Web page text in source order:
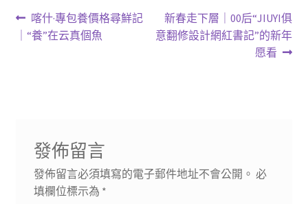
文
章
上
一
喀什·專包養價格尋鮮記
｜“養”在云真個魚
下
一
新春走下層｜00后“JIUYI俱
意翻修設計網紅書記”的新年
愿看
發佈留言
發佈留言必須填寫的電子郵件地址不會公開。 必
填欄位標示為 *